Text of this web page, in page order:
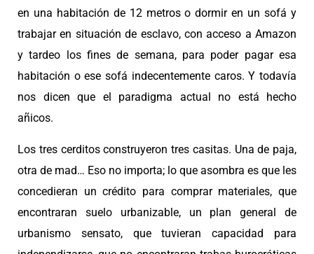
en una habitación de 12 metros o dormir en un sofá y
trabajar en situación de esclavo, con acceso a Amazon
y tardeo los fines de semana, para poder pagar esa
habitación o ese sofá indecentemente caros. Y todavía
nos dicen que el paradigma actual no está hecho
añicos.
Los tres cerditos construyeron tres casitas. Una de paja,
otra de mad… Eso no importa; lo que asombra es que les
concedieran un crédito para comprar materiales, que
encontraran suelo urbanizable, un plan general de
urbanismo sensato, que tuvieran capacidad para